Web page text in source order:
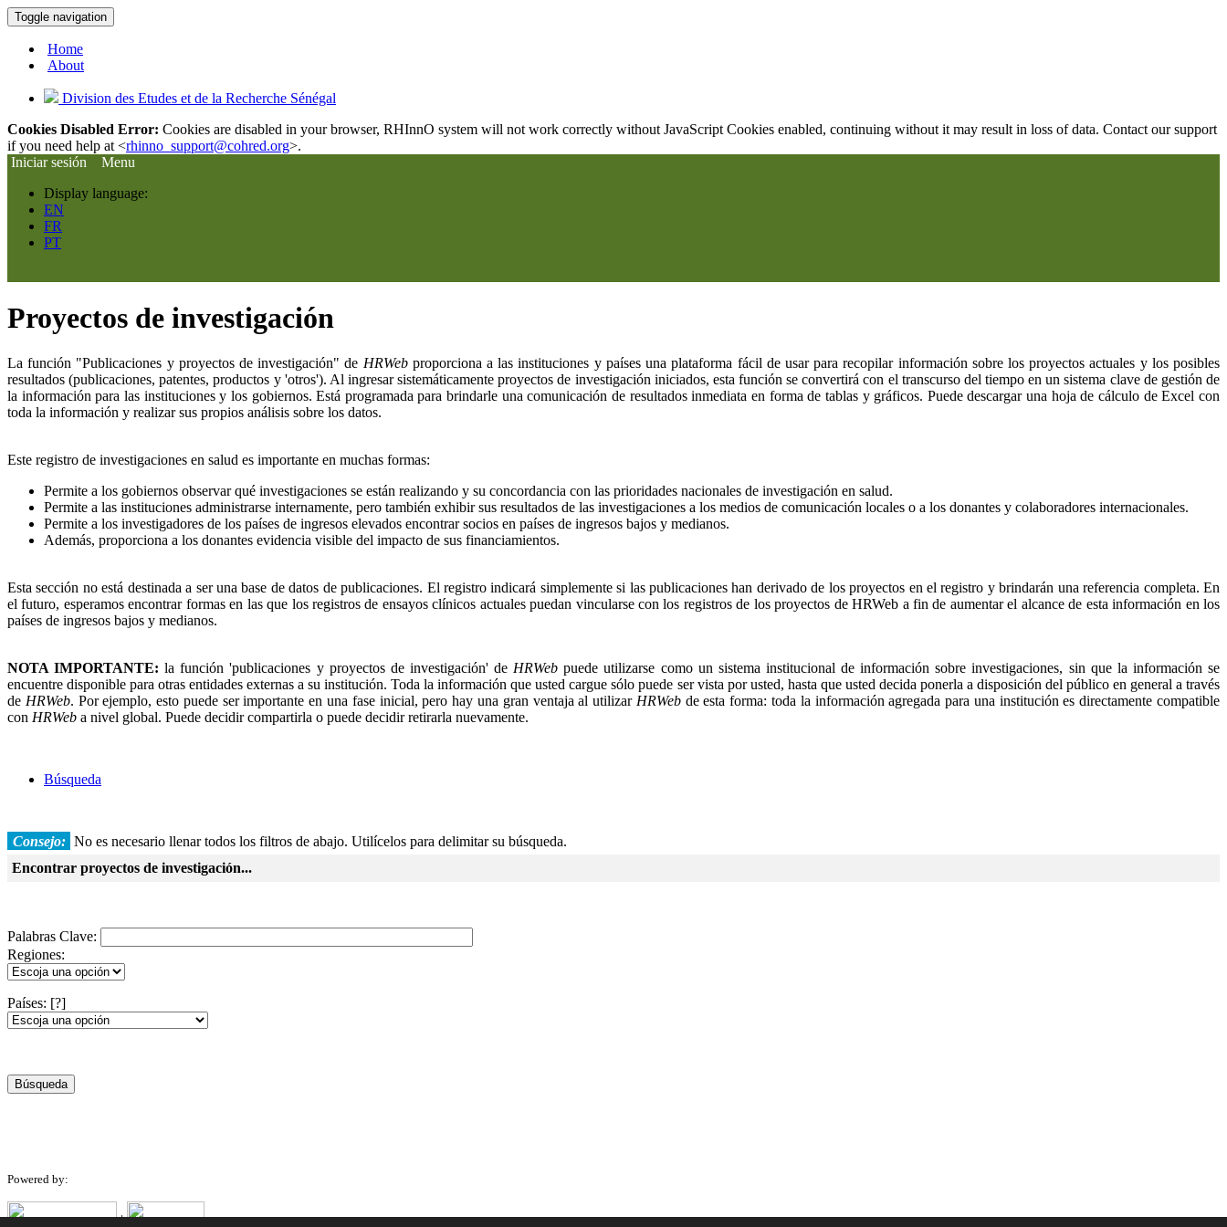
Toggle navigation
Home
About
Division des Etudes et de la Recherche Sénégal
Cookies Disabled Error: Cookies are disabled in your browser, RHInnO system will not work correctly without JavaScript Cookies enabled, continuing without it may result in loss of data. Contact our support
if you need help at <rhinno_support@cohred.org>.
Iniciar sesión
Menu
Display language:
EN
FR
PT
Proyectos de investigación
La función "Publicaciones y proyectos de investigación" de HRWeb proporciona a las instituciones y países una plataforma fácil de usar para recopilar información sobre los proyectos actuales y los posibles
resultados (publicaciones, patentes, productos y 'otros'). Al ingresar sistemáticamente proyectos de investigación iniciados, esta función se convertirá con el transcurso del tiempo en un sistema clave de gestión de
la información para las instituciones y los gobiernos. Está programada para brindarle una comunicación de resultados inmediata en forma de tablas y gráficos. Puede descargar una hoja de cálculo de Excel con
toda la información y realizar sus propios análisis sobre los datos.
Este registro de investigaciones en salud es importante en muchas formas:
Permite a los gobiernos observar qué investigaciones se están realizando y su concordancia con las prioridades nacionales de investigación en salud.
Permite a las instituciones administrarse internamente, pero también exhibir sus resultados de las investigaciones a los medios de comunicación locales o a los donantes y colaboradores internacionales.
Permite a los investigadores de los países de ingresos elevados encontrar socios en países de ingresos bajos y medianos.
Además, proporciona a los donantes evidencia visible del impacto de sus financiamientos.
Esta sección no está destinada a ser una base de datos de publicaciones. El registro indicará simplemente si las publicaciones han derivado de los proyectos en el registro y brindarán una referencia completa. En
el futuro, esperamos encontrar formas en las que los registros de ensayos clínicos actuales puedan vincularse con los registros de los proyectos de HRWeb a fin de aumentar el alcance de esta información en los
países de ingresos bajos y medianos.
NOTA IMPORTANTE: la función 'publicaciones y proyectos de investigación' de HRWebpuede utilizarse como un sistema institucional de información sobre investigaciones, sin que la información se
encuentre disponible para otras entidades externas a su institución. Toda la información que usted cargue sólo puede ser vista por usted, hasta que usted decida ponerla a disposición del público en general a través
de HRWeb. Por ejemplo, esto puede ser importante en una fase inicial, pero hay una gran ventaja al utilizar HRWeb de esta forma: toda la información agregada para una institución es directamente compatible
con HRWeb a nivel global. Puede decidir compartirla o puede decidir retirarla nuevamente.
Búsqueda
Consejo: No es necesario llenar todos los filtros de abajo. Utilícelos para delimitar su búsqueda.
Encontrar proyectos de investigación...
Palabras Clave:
Regiones:
Países: [?]
Búsqueda
Powered by:
|